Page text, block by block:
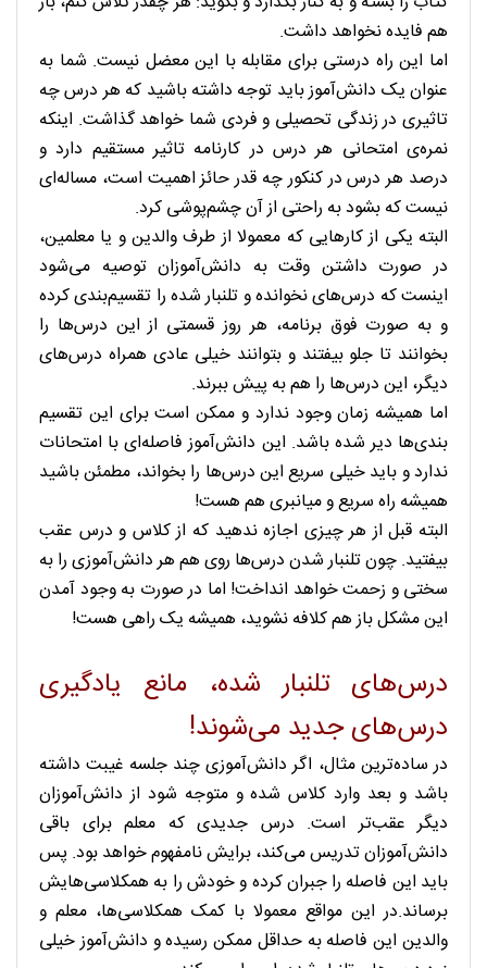
هم فایده نخواهد داشت.
اما این راه درستی برای مقابله با این معضل نیست. شما به
عنوان یک دانش‌آموز باید توجه داشته باشید که هر درس چه
تاثیری در زندگی تحصیلی و فردی شما خواهد گذاشت. اینکه
نمره‌ی امتحانی هر درس در کارنامه تاثیر مستقیم دارد و
درصد هر درس در کنکور چه قدر حائز اهمیت است، مساله‌ای
نیست که بشود به راحتی از آن چشم‌پوشی کرد.
البته یکی از کارهایی که معمولا از طرف والدین و یا معلمین،
در صورت داشتن وقت به دانش‌آموزان توصیه می‌شود
اینست که درس‌های نخوانده و تلنبار شده را تقسیم‌بندی کرده
و به صورت فوق برنامه، هر روز قسمتی از این درس‌ها را
بخوانند تا جلو بیفتند و بتوانند خیلی عادی همراه درس‌های
دیگر، این درس‌ها را هم به پیش ببرند.
اما همیشه زمان وجود ندارد و ممکن است برای این تقسیم
بندی‌ها دیر شده باشد. این دانش‌آموز فاصله‌ای با امتحانات
ندارد و باید خیلی سریع این درس‌ها را بخواند، مطمئن باشید
همیشه راه سریع و میانبری هم هست!
البته قبل از هر چیزی اجازه ندهید که از کلاس و درس عقب
بیفتید. چون تلنبار شدن درس‌ها روی هم هر دانش‌آموزی را به
سختی و زحمت خواهد انداخت! اما در صورت به وجود آمدن
این مشکل باز هم کلافه نشوید، همیشه یک راهی هست!
درس‌های تلنبار شده، مانع یادگیری
درس‌های جدید می‌شوند!
در ساده‌ترین مثال، اگر دانش‌آموزی چند جلسه غیبت داشته
باشد و بعد وارد کلاس شده و متوجه شود از دانش‌آموزان
دیگر عقب‌تر است. درس جدیدی که معلم برای باقی
دانش‌آموزان تدریس می‌کند، برایش نامفهوم خواهد بود. پس
باید این فاصله را جبران کرده و خودش را به همکلاسی‌هایش
برساند.در این مواقع معمولا با کمک همکلاسی‌ها، معلم و
والدین این فاصله به حداقل ممکن رسیده و دانش‌آموز خیلی